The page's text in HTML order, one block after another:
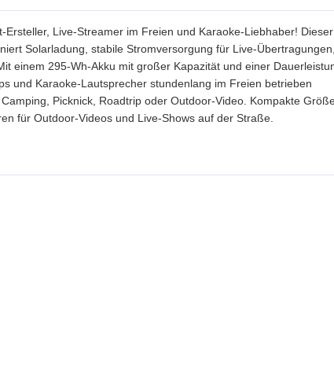
Live-Streamer im Freien und Karaoke-Liebhaber! Dieser
Solarladung, stabile Stromversorgung für Live-
einem 295-Wh-Akku mit großer Kapazität und einer
und Karaoke-Lautsprecher stundenlang im Freien betrieben
Picknick, Roadtrip oder Outdoor-Video. Kompakte
für Outdoor-Videos und Live-Shows auf der Straße.